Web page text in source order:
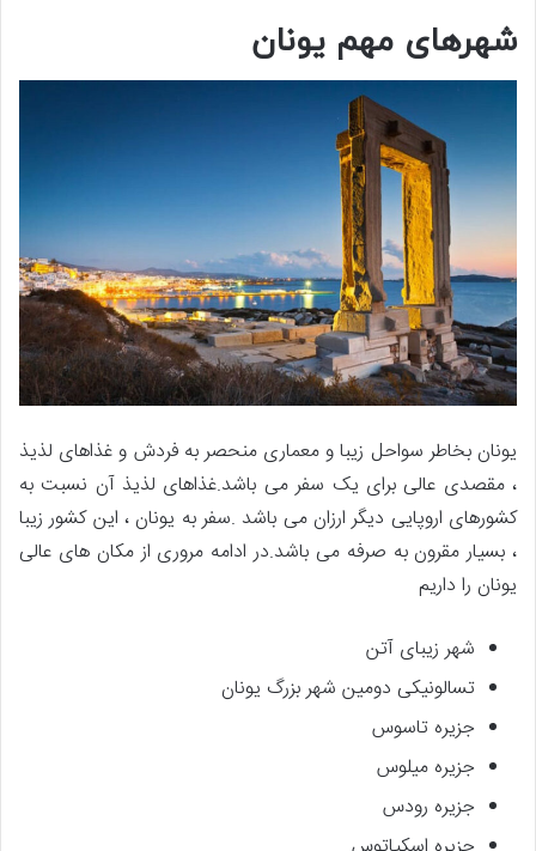
شهرهای مهم یونان
یونان بخاطر سواحل زیبا و معماری منحصر به فردش و غذاهای لذیذ
، مقصدی عالی برای یک سفر می باشد.غذاهای لذیذ آن نسبت به
کشورهای اروپایی دیگر ارزان می باشد .سفر به یونان ، این کشور زیبا
،‌ بسیار مقرون به صرفه می باشد.در ادامه مروری از مکان های عالی
یونان را داریم
شهر زیبای آتن
تسالونیکی دومین شهر بزرگ یونان
جزیره تاسوس
جزیره میلوس
جزیره رودس